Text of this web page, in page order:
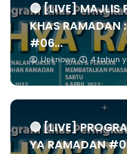
🔴 [LIVE] MAJLIS
KHAS RAMADAN
#06...
Unknown 4 tahun
🔴 [LIVE]
YA RAMADAN